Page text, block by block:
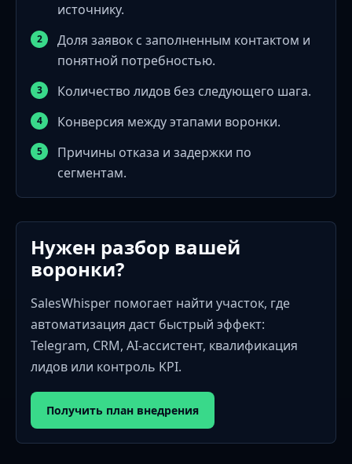
источнику.
Доля заявок с заполненным контактом и
понятной потребностью.
Количество лидов без следующего шага.
Конверсия между этапами воронки.
Причины отказа и задержки по
сегментам.
Нужен разбор вашей
воронки?
SalesWhisper помогает найти участок, где
автоматизация даст быстрый эффект:
Telegram, CRM, AI-ассистент, квалификация
лидов или контроль KPI.
Получить план внедрения